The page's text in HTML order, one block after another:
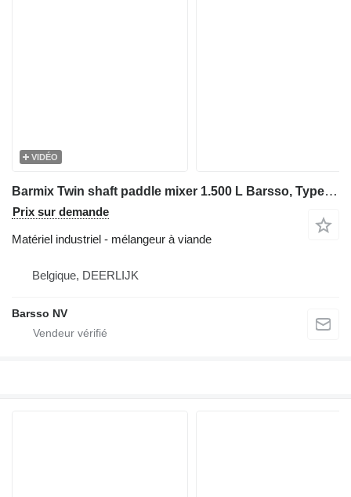
VIDÉO
Barmix Twin shaft paddle mixer 1.500 L Barsso, Type Barmix 1500
Prix sur demande
Matériel industriel - mélangeur à viande
Belgique, DEERLIJK
Barsso NV